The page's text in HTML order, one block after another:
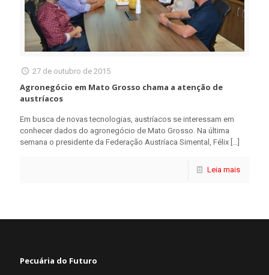
27 de outubro de 2015
Agronegócio em Mato Grosso chama a atenção de
austríacos
Em busca de novas tecnologias, austríacos se interessam em
conhecer dados do agronegócio de Mato Grosso. Na última
semana o presidente da Federação Austríaca Simental, Félix […]
Leia mais
Pecuária do Futuro